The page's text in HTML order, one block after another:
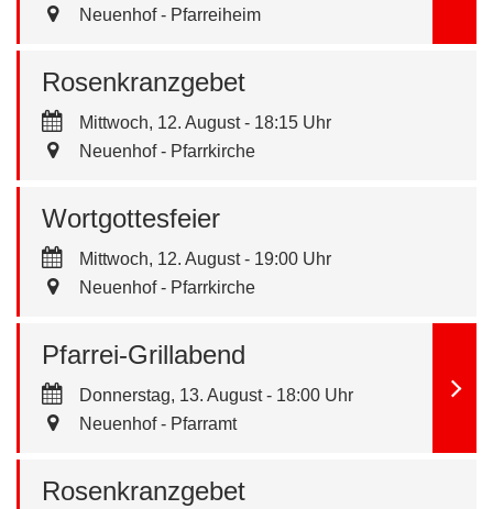
Neuenhof - Pfarreiheim
Mittwoch, 12. August - 18:15 Uhr
Neuenhof - Pfarrkirche
Rosenkranzgebet
Mittwoch, 12. August - 19:00 Uhr
Neuenhof - Pfarrkirche
Wortgottesfeier
Donnerstag, 13. August - 18:00 Uhr
Neuenhof - Pfarramt
Pfarrei-Grillabend
Rosenkranzgebet